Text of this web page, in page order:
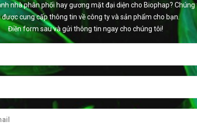
nhà phân phối hay gương mặt đại diện cho Biophap? Chúng
được cung cấp thông tin về công ty và sản phẩm cho bạn.
Điền form sau và gửi thông tin ngay cho chúng tôi!